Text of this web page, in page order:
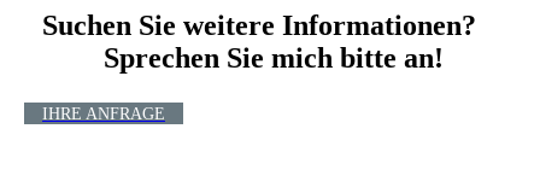
Suchen Sie weitere Informationen?
Sprechen Sie mich bitte an!
IHRE ANFRAGE